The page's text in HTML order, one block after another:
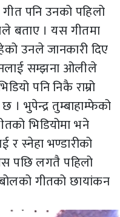
पनि उनको पहिलो
बताए । यस गीतमा
उनले जानकारी दिए
सम्झना ओलीले
पनि निकै राम्रो
भुपेन्द्र तुम्बाहाम्फेको
भिडियोमा भने
र स्नेहा भण्डारीको
पछि लगतै पहिलो
गीतको छायांकन